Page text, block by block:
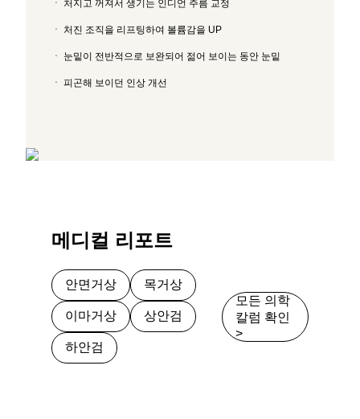
처지고 꺼져서 생기는 인디언 주름 교정
처진 조직을 리프팅하여 볼륨감을 UP
눈밑이 전반적으로 보완되어 젊어 보이는 동안 눈밑
피곤해 보이던 인상 개선
메디컬 리포트
안면거상 목거상
이마거상 상안검
하안검
모든 의학
칼럼 확인
>